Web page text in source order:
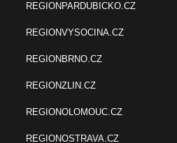
REGIONPARDUBICKO.CZ
REGIONVYSOCINA.CZ
REGIONBRNO.CZ
REGIONZLIN.CZ
REGIONOLOMOUC.CZ
REGIONOSTRAVA.CZ